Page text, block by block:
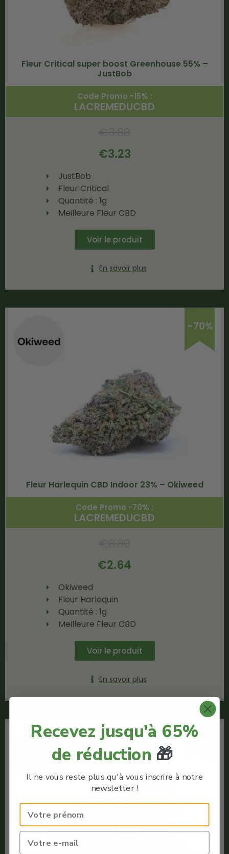
Fleur Critical super boost Greenhouse 55% –
JustBob
Code Promo -15% :
LACREMEDUCBD
€3.23
JustBob
Fleur Critical
Quantité : 1g
Meilleure Fleur CBD
Voir le produit
En savoir plus
-70%
Fleur Harlequin CBD Indoor 23% – Okiweed
Code Promo -70% :
LACREMEDUCBD
€2.64
Okiweed
Fleur Harlequin
Quantité : 1g
Meilleure Fleur CBD
Voir le produit
En savoir plus
-80%
Recevez jusqu'à 65%
de réduction 🎁
Il ne vous reste plus qu'à vous inscrire à notre
newsletter !